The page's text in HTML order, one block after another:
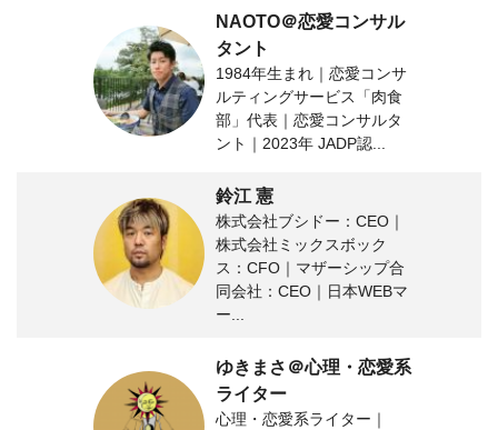
NAOTO＠恋愛コンサル
タント
1984年生まれ｜恋愛コンサ
ルティングサービス「肉食
部」代表｜恋愛コンサルタ
ント｜2023年 JADP認...
鈴江 憲
株式会社ブシドー：CEO｜
株式会社ミックスボック
ス：CFO｜マザーシップ合
同会社：CEO｜日本WEBマ
ー...
ゆきまさ＠心理・恋愛系
ライター
心理・恋愛系ライター｜